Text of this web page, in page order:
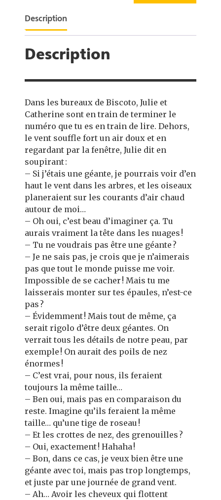
Description
Description
Dans les bureaux de Biscoto, Julie et
Catherine sont en train de terminer le
numéro que tu es en train de lire. Dehors,
le vent souffle fort un air doux et en
regardant par la fenêtre, Julie dit en
soupirant :
– Si j’étais une géante, je pourrais voir d’en
haut le vent dans les arbres, et les oiseaux
planeraient sur les courants d’air chaud
autour de moi…
– Oh oui, c’est beau d’imaginer ça. Tu
aurais vraiment la tête dans les nuages !
– Tu ne voudrais pas être une géante ?
– Je ne sais pas, je crois que je n’aimerais
pas que tout le monde puisse me voir.
Impossible de se cacher ! Mais tu me
laisserais monter sur tes épaules, n’est-ce
pas ?
– Évidemment ! Mais tout de même, ça
serait rigolo d’être deux géantes. On
verrait tous les détails de notre peau, par
exemple ! On aurait des poils de nez
énormes !
– C’est vrai, pour nous, ils feraient
toujours la même taille…
– Ben oui, mais pas en comparaison du
reste. Imagine qu’ils feraient la même
taille… qu’une tige de roseau !
– Et les crottes de nez, des grenouilles ?
– Oui, exactement ! Hahaha !
– Bon, dans ce cas, je veux bien être une
géante avec toi, mais pas trop longtemps,
et juste par une journée de grand vent.
– Ah… Avoir les cheveux qui flottent